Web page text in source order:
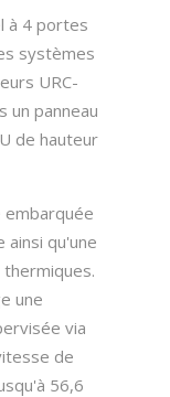
à 4 portes
systèmes
URC-
un panneau
de hauteur
embarquée
ainsi qu'une
une
via
de
56,6